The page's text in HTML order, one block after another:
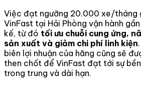
Việc đạt ngưỡng 20.000 xe/tháng
VinFast tại Hải Phòng vận hành
kế, từ đó tối ưu chuỗi cung ứng,
sản xuất và giảm chi phí linh kiện
biên lợi nhuận của hãng cũng sẽ
then chốt để VinFast đạt tới sự
trong trung và dài hạn.